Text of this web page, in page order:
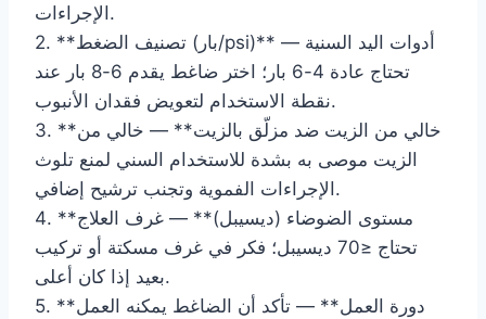
الإجراءات.
2. **تصنيف الضغط (بار/psi)** — أدوات اليد السنية
تحتاج عادة 4-6 بار؛ اختر ضاغط يقدم 6-8 بار عند
نقطة الاستخدام لتعويض فقدان الأنبوب.
3. **خالي من الزيت ضد مزلّق بالزيت** — خالي من
الزيت موصى به بشدة للاستخدام السني لمنع تلوث
الإجراءات الفموية وتجنب ترشيح إضافي.
4. **مستوى الضوضاء (ديسيبل)** — غرف العلاج
تحتاج ≤70 ديسيبل؛ فكر في غرف مسكتة أو تركيب
بعيد إذا كان أعلى.
5. **دورة العمل** — تأكد أن الضاغط يمكنه العمل